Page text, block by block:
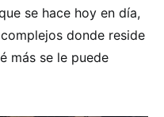
se hace hoy en día,
donde reside
más se le puede